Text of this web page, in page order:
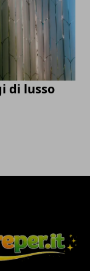
di lusso